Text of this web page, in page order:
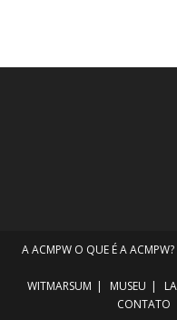
A ACMPW O QUE É A ACMPW?
WITMARSUM MUSEU
CONTATO